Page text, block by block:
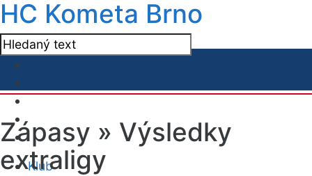
HC Kometa Brno
Klub
Zápasy » Výsledky
extraligy